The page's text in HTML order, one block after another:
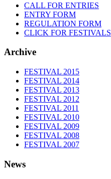
CALL FOR ENTRIES
ENTRY FORM
REGULATION FORM
CLICK FOR FESTIVALS
Archive
FESTIVAL 2015
FESTIVAL 2014
FESTIVAL 2013
FESTIVAL 2012
FESTIVAL 2011
FESTIVAL 2010
FESTIVAL 2009
FESTIVAL 2008
FESTIVAL 2007
News